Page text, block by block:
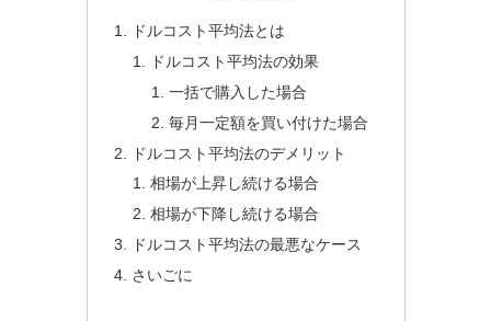
ドルコスト平均法とは
ドルコスト平均法の効果
一括で購入した場合
毎月一定額を買い付けた場合
ドルコスト平均法のデメリット
相場が上昇し続ける場合
相場が下降し続ける場合
ドルコスト平均法の最悪なケース
さいごに